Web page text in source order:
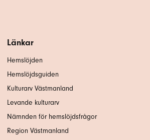
Länkar
Hemslöjden
Hemslöjdsguiden
Kulturarv Västmanland
Levande kulturarv
Nämnden för hemslöjdsfrågor
Region Västmanland